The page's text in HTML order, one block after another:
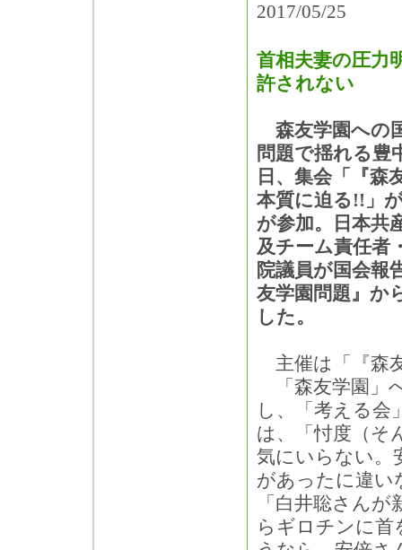
2017/05/25
首相夫妻の圧
許されない
森友学園への
問題で揺れる豊
日、集会「『森
本質に迫る!!」
が参加。日本共
及チーム責任者
院議員が国会報
友学園問題』か
した。
主催は「『森
「森友学園」
し、「考える会
は、「忖度（そ
気にいらない。
があったに違い
「白井聡さん
らギロチンに首